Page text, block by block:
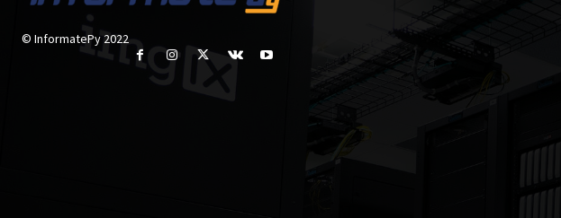
© InformatePy 2022